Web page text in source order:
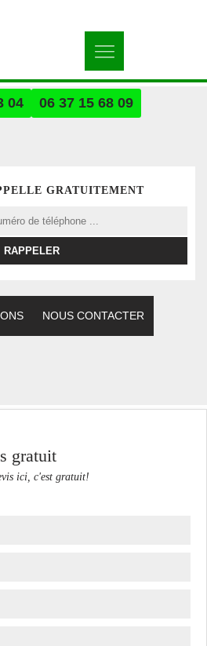
04 06 37 15 68 09
GRATUITEMENT
NOUS CONTACTER
gratuit
ici, c'est gratuit!